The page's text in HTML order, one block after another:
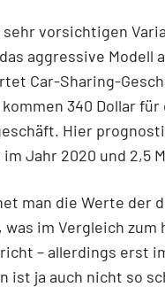
sehr vorsichtigen
aggressive Modell
Car-Sharing-
kommen 340 Dollar
Hier
im Jahr 2020 und 2,5
man die Werte der
was im Vergleich
– allerdings erst
ist ja auch nicht so